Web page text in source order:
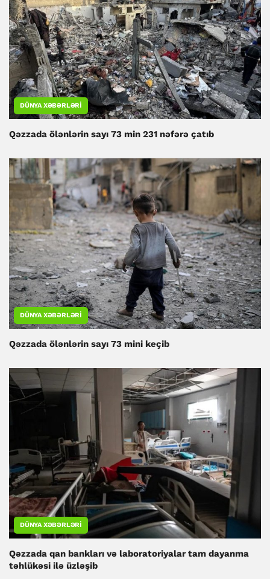
DÜNYA XƏBƏRLƏRI
Qəzzada ölənlərin sayı 73 min 231 nəfərə çatıb
DÜNYA XƏBƏRLƏRI
Qəzzada ölənlərin sayı 73 mini keçib
DÜNYA XƏBƏRLƏRI
Qəzzada qan bankları və laboratoriyalar tam dayanma
təhlükəsi ilə üzləşib